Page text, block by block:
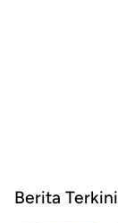
Berita Terkini